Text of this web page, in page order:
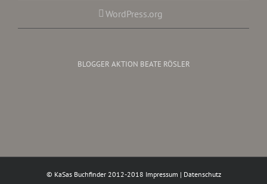
WordPress.org
BLOGGER AKTION BEATE RÖSLER
© KaSas Buchfinder 2012-2018 Impressum | Datenschutz